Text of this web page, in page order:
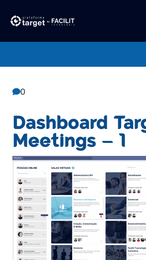
Facilit
0
Dashboard
Meetings – 1